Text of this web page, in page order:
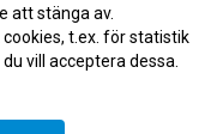
att stänga av.
t.ex. för statistik
vill acceptera dessa.